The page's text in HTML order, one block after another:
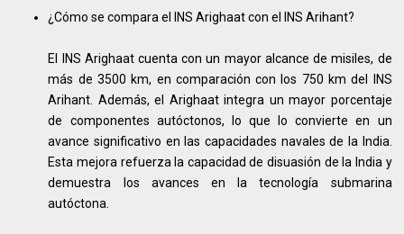
¿Cómo se compara el INS Arighaat con el INS Arihant?
El INS Arighaat cuenta con un mayor alcance de misiles, de
más de 3500 km, en comparación con los 750 km del INS
Arihant. Además, el Arighaat integra un mayor porcentaje
de componentes autóctonos, lo que lo convierte en un
avance significativo en las capacidades navales de la India.
Esta mejora refuerza la capacidad de disuasión de la India y
demuestra los avances en la tecnología submarina
autóctona.